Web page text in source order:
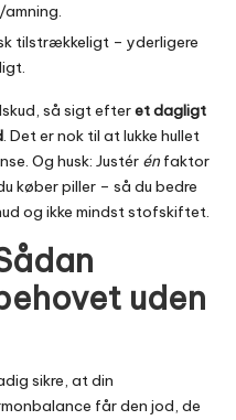
tilstrækkeligt – yderligere
så sigt efteret dagligt
. Det er nok til at lukke hullet
Og husk: Justér én faktor
køber piller – så du bedre
og ikke mindst stofskiftet.
uden
sikre, at din
får den jod, de